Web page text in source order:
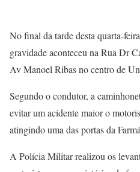
No final da tarde desta quarta-
gravidade aconteceu na Rua Dr
Av Manoel Ribas no centro de
Segundo o condutor, a
evitar um acidente maior o
atingindo uma das portas da
A Polícia Militar realizou os